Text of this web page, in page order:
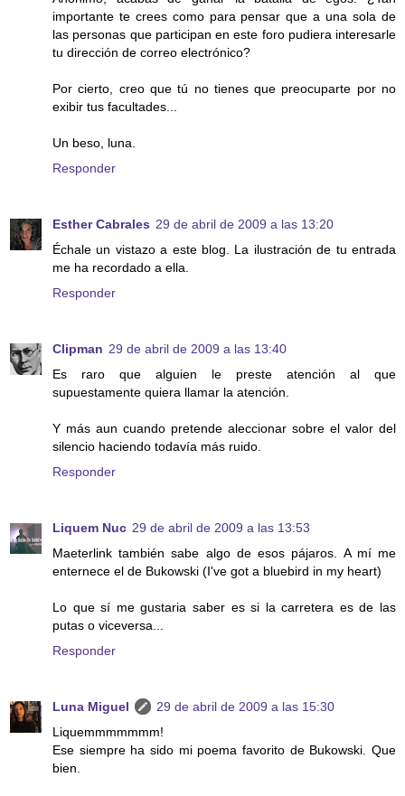
importante te crees como para pensar que a una sola de
las personas que participan en este foro pudiera interesarle
tu dirección de correo electrónico?
Por cierto, creo que tú no tienes que preocuparte por no
exibir tus facultades...
Un beso, luna.
Responder
Esther Cabrales 29 de abril de 2009 a las 13:20
Échale un vistazo a este blog. La ilustración de tu entrada
me ha recordado a ella.
Responder
Clipman 29 de abril de 2009 a las 13:40
Es raro que alguien le preste atención al que
supuestamente quiera llamar la atención.
Y más aun cuando pretende aleccionar sobre el valor del
silencio haciendo todavía más ruido.
Responder
Liquem Nuc 29 de abril de 2009 a las 13:53
Maeterlink también sabe algo de esos pájaros. A mí me
enternece el de Bukowski (I've got a bluebird in my heart)
Lo que sí me gustaria saber es si la carretera es de las
putas o viceversa...
Responder
Luna Miguel
29 de abril de 2009 a las 15:30
Liquemmmmmmm!
Ese siempre ha sido mi poema favorito de Bukowski. Que
bien.